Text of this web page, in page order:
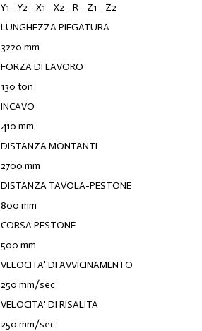
Y1 - Y2 - X1 - X2 - R - Z1 - Z2
LUNGHEZZA PIEGATURA
3220 mm
FORZA DI LAVORO
130 ton
INCAVO
410 mm
DISTANZA MONTANTI
2700 mm
DISTANZA TAVOLA-PESTONE
800 mm
CORSA PESTONE
500 mm
VELOCITA' DI AVVICINAMENTO
250 mm/sec
VELOCITA' DI RISALITA
250 mm/sec